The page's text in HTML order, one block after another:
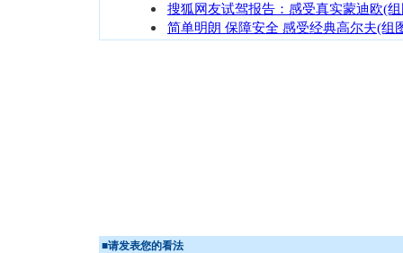
搜狐网友试驾报告：感受真实蒙迪欧(
简单明朗 保障安全 感受经典高尔夫(组
■请发表您的看法